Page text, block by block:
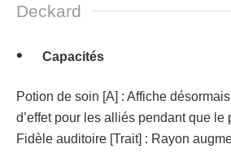
Deckard
Capacités
Potion de soin [A] : Affiche
d’effet pour les alliés pendant que le
Fidèle auditoire [Trait] : Rayon